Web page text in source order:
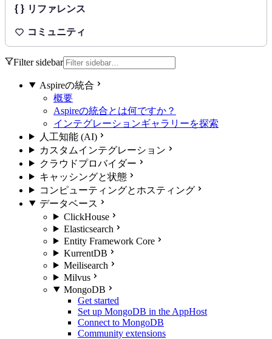
リファレンス
コミュニティ
Filter sidebar
Aspireの統合
概要
Aspireの統合とは何ですか？
インテグレーションギャラリーを探索
人工知能 (AI)
カスタムインテグレーション
クラウドプロバイダー
キャッシングと状態
コンピューティングとホスティング
データベース
ClickHouse
Elasticsearch
Entity Framework Core
KurrentDB
Meilisearch
Milvus
MongoDB
Get started
Set up MongoDB in the AppHost
Connect to MongoDB
Community extensions